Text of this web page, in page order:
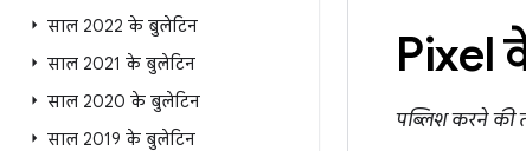
साल 2022 के बुलेटिन
साल 2021 के बुलेटिन
साल 2020 के बुलेटिन
साल 2019 के बुलेटिन
Pixel
पब्लिश करने की